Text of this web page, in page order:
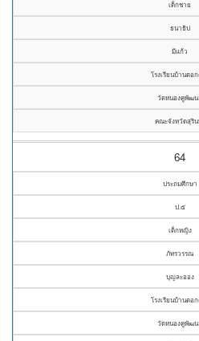
เด็กชาย
ธนาธิป
มีแก้ว
โรงเรียนบ้านตอ
วัดหนองคูพัฒน
คณะจังหวัดสุริน
64
ประถมศึกษา
ป.๕
เด็กหญิง
ภัทรวรรณ
บุญละออง
โรงเรียนบ้านตอ
วัดหนองคูพัฒน